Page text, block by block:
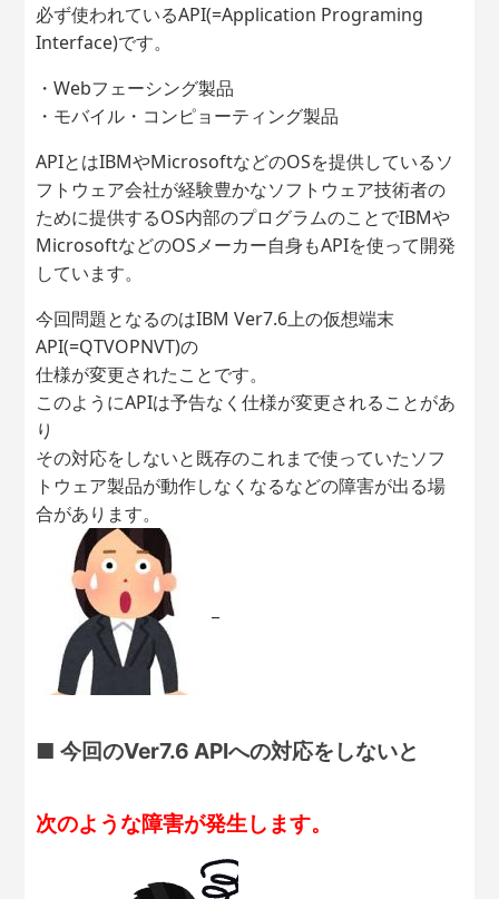
必ず使われているAPI(=Application Programing
Interface)です。
・Webフェーシング製品
・モバイル・コンピョーティング製品
APIとはIBMやMicrosoftなどのOSを提供しているソ
フトウェア会社が経験豊かなソフトウェア技術者の
ために提供するOS内部のプログラムのことでIBMや
MicrosoftなどのOSメーカー自身もAPIを使って開発
しています。
今回問題となるのはIBM Ver7.6上の仮想端末
API(=QTVOPNVT)の
仕様が変更されたことです。
このようにAPIは予告なく仕様が変更されることがあ
り
その対応をしないと既存のこれまで使っていたソフ
トウェア製品が動作しなくなるなどの障害が出る場
合があります。
■ 今回のVer7.6 APIへの対応をしないと
次のような障害が発生します。